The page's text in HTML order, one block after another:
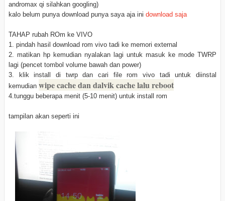
andromax qi silahkan googling)
kalo belum punya download punya saya aja ini download saja
TAHAP rubah ROm ke VIVO
1. pindah hasil download rom vivo tadi ke memori external
2. matikan hp kemudian nyalakan lagi untuk masuk ke mode TWRP
lagi (pencet tombol volume bawah dan power)
3. klik install di twrp dan cari file rom vivo tadi untuk diinstal
kemudian wipe cache dan dalvik cache lalu reboot
4.tunggu beberapa menit (5-10 menit) untuk install rom
tampilan akan seperti ini